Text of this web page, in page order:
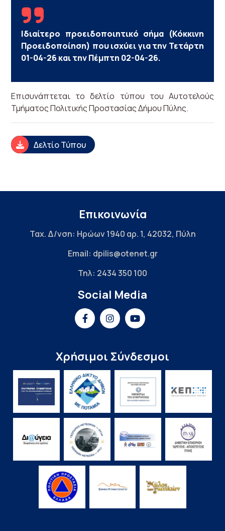
Ιδιαίτερο προειδοποιητικό σήμα (Κόκκινη
Προειδοποίηση) που ισχύει για την Τετάρτη
01-04-26 και την Πέμπτη 02-04-26.
Επισυνάπτεται το δελτίο τύπου του Αυτοτελούς
Τμήματος Πολιτικής Προστασίας Δήμου Πύλης.
Δελτίο Τύπου
Επικοινωνία
Ταχ. Δ/νση: Ηρώων 1940 αρ. 1, 42032, Πύλη
Email: dpilis@otenet.gr
Τηλ: 2434 350 100
Social Media
Χρήσιμοι Σύνδεσμοι